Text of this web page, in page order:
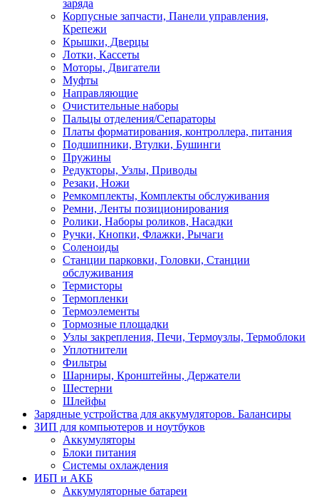
заряда
Корпусные запчасти, Панели управления,
Крепежи
Крышки, Дверцы
Лотки, Кассеты
Моторы, Двигатели
Муфты
Направляющие
Очистительные наборы
Пальцы отделения/Сепараторы
Платы форматирования, контроллера, питания
Подшипники, Втулки, Бушинги
Пружины
Редукторы, Узлы, Приводы
Резаки, Ножи
Ремкомплекты, Комплекты обслуживания
Ремни, Ленты позиционирования
Ролики, Наборы роликов, Насадки
Ручки, Кнопки, Флажки, Рычаги
Соленоиды
Станции парковки, Головки, Станции
обслуживания
Термисторы
Термопленки
Термоэлементы
Тормозные площадки
Узлы закрепления, Печи, Термоузлы, Термоблоки
Уплотнители
Фильтры
Шарниры, Кронштейны, Держатели
Шестерни
Шлейфы
Зарядные устройства для аккумуляторов. Балансиры
ЗИП для компьютеров и ноутбуков
Аккумуляторы
Блоки питания
Системы охлаждения
ИБП и АКБ
Аккумуляторные батареи